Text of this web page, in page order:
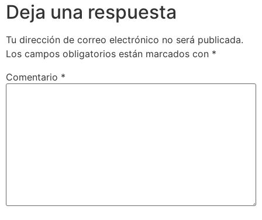
Deja una respuesta
Tu dirección de correo electrónico no será publicada.
Los campos obligatorios están marcados con *
Comentario *